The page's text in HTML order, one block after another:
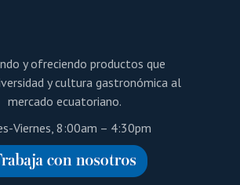
y ofreciendo productos que
y cultura gastronómica al
mercado ecuatoriano.
Viernes, 8:00am – 4:30pm